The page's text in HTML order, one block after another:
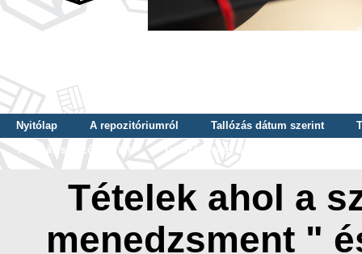
Nyitólap A repozitóriumról Tallózás dátum szerint
Tallózás szerző szerint
Tallózás nyelv szerint
Tételek ahol a
menedzsment "